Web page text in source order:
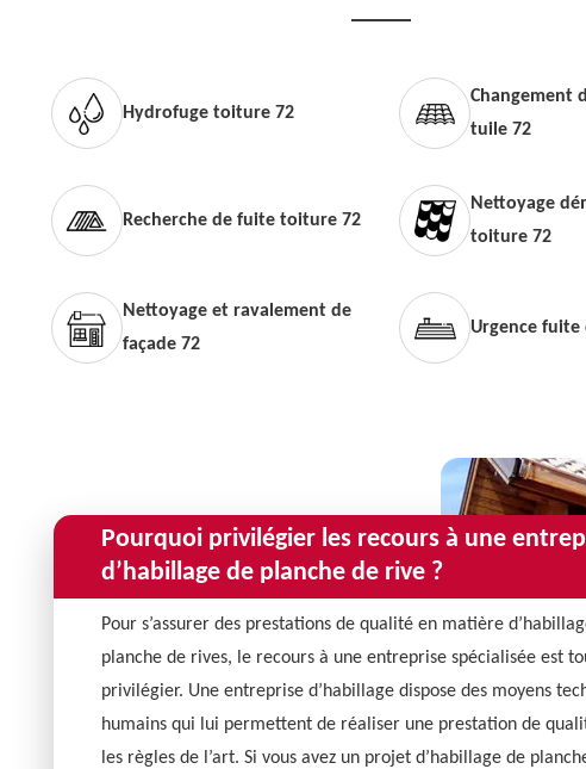
Hydrofuge toiture 72
Changement
tuile 72
Recherche de fuite toiture 72
Nettoyage
toiture 72
Nettoyage et ravalement de
façade 72
Urgence
Pourquoi privilégier les recours à une
d’habillage de planche de rive ?
Pour s’assurer des prestations de qualité en matière
planche de rives, le recours à une entreprise spécialisée est
privilégier. Une entreprise d’habillage dispose des moyens
humains qui lui permettent de réaliser une prestation de
les règles de l’art. Si vous avez un projet d’habillage de